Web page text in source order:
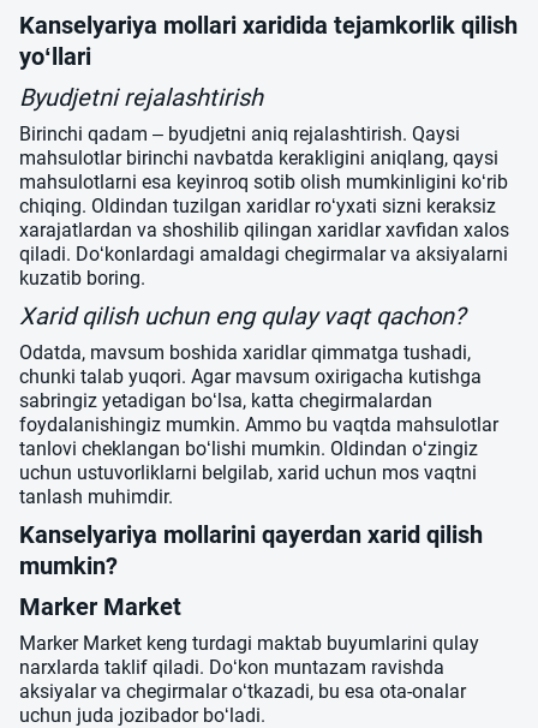
Kanselyariya mollari xaridida tejamkorlik qilish
yo‘llari
Byudjetni rejalashtirish
Birinchi qadam – byudjetni aniq rejalashtirish. Qaysi
mahsulotlar birinchi navbatda kerakligini aniqlang, qaysi
mahsulotlarni esa keyinroq sotib olish mumkinligini ko‘rib
chiqing. Oldindan tuzilgan xaridlar ro‘yxati sizni keraksiz
xarajatlardan va shoshilib qilingan xaridlar xavfidan xalos
qiladi. Do‘konlardagi amaldagi chegirmalar va aksiyalarni
kuzatib boring.
Xarid qilish uchun eng qulay vaqt qachon?
Odatda, mavsum boshida xaridlar qimmatga tushadi,
chunki talab yuqori. Agar mavsum oxirigacha kutishga
sabringiz yetadigan bo‘lsa, katta chegirmalardan
foydalanishingiz mumkin. Ammo bu vaqtda mahsulotlar
tanlovi cheklangan bo‘lishi mumkin. Oldindan o‘zingiz
uchun ustuvorliklarni belgilab, xarid uchun mos vaqtni
tanlash muhimdir.
Kanselyariya mollarini qayerdan xarid qilish
mumkin?
Marker Market
Marker Market keng turdagi maktab buyumlarini qulay
narxlarda taklif qiladi. Do‘kon muntazam ravishda
aksiyalar va chegirmalar o‘tkazadi, bu esa ota-onalar
uchun juda jozibador bo‘ladi.